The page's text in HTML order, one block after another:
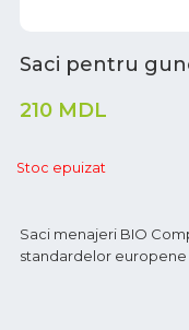
Saci pentru
210 MDL
Stoc epuizat
Saci menajeri BIO
standardelor